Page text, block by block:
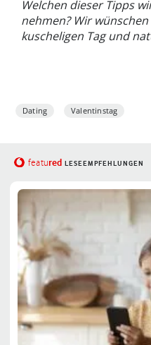
Welchen dieser Tipps
nehmen? Wir
kuscheligen Tag und
Dating Valentinstag
featured LESEEMPFEHLUNGEN